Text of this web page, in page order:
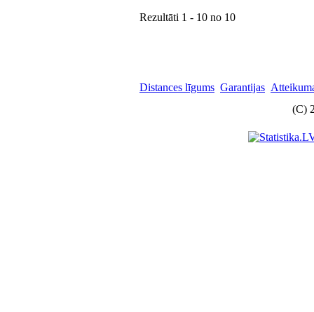
Rezultāti 1 - 10 no 10
Distances līgums Garantijas
(C)